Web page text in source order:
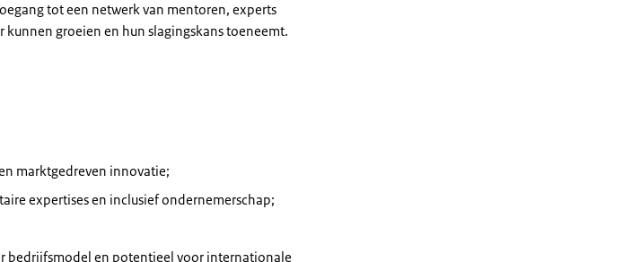
tot een netwerk van mentoren, experts
groeien en hun slagingskans toeneemt.
marktgedreven innovatie;
expertises en inclusief ondernemerschap;
bedrijfsmodel en potentieel voor internationale